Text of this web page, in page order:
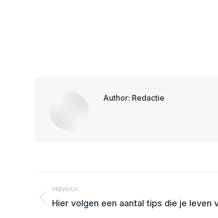
Author: Redactie
NAVIGATION
PREVIOUS
Previous
Hier volgen een aantal tips die je leven